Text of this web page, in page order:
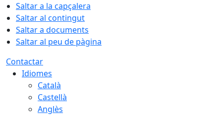
Saltar a la capçalera
Saltar al contingut
Saltar a documents
Saltar al peu de pàgina
Contactar
Idiomes
Català
Castellà
Anglès